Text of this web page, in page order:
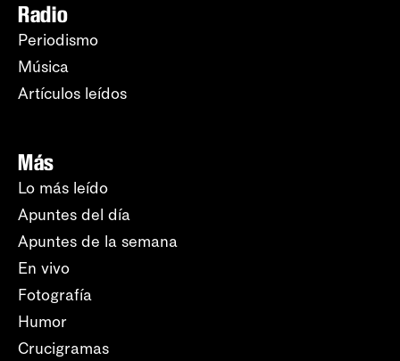
Radio
Periodismo
Música
Artículos leídos
Más
Lo más leído
Apuntes del día
Apuntes de la semana
En vivo
Fotografía
Humor
Crucigramas